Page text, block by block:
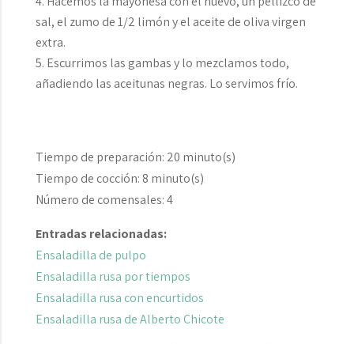
sal, el zumo de 1/2 limón y el aceite de oliva virgen
extra.
Escurrimos las gambas y lo mezclamos todo,
añadiendo las aceitunas negras. Lo servimos frío.
Tiempo de preparación: 20 minuto(s)
Tiempo de cocción: 8 minuto(s)
Número de comensales:4
Entradas relacionadas:
Ensaladilla de pulpo
Ensaladilla rusa por tiempos
Ensaladilla rusa con encurtidos
Ensaladilla rusa de Alberto Chicote